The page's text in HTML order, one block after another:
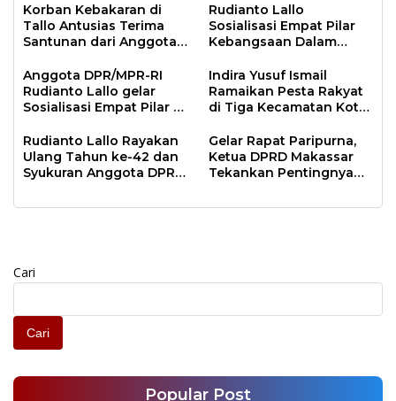
Korban Kebakaran di
Tallo Antusias Terima
Santunan dari Anggota
Rudianto Lallo
Sosialisasi Empat Pilar
Kebangsaan Dalam
Demografi
Anggota DPR/MPR-RI
Rudianto Lallo gelar
Sosialisasi Empat Pilar di
Indira Yusuf Ismail
Ramaikan Pesta Rakyat
di Tiga Kecamatan Kota
Rudianto Lallo Rayakan
Ulang Tahun ke-42 dan
Syukuran Anggota DPR
Relawan Anak Rakyat
Gelar Rapat Paripurna,
Ketua DPRD Makassar
Tekankan Pentingnya
Cari
Cari
Popular Post